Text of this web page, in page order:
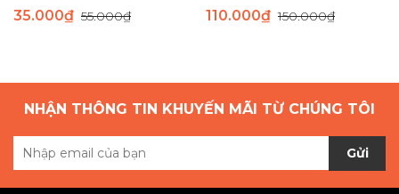
35.000₫ 55.000₫ 110.000₫150.000₫
NHẬN THÔNG TIN KHUYẾN MÃI TỪ CHÚNG TÔI
Gửi